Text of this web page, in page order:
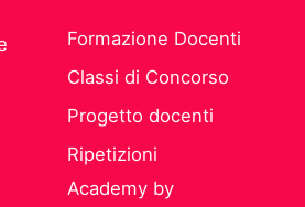
Formazione Docenti
Classi di Concorso
Progetto docenti
Ripetizioni
Academy by